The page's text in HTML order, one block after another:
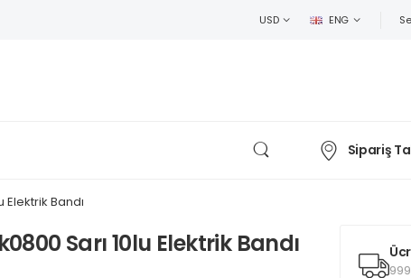
USD ENG
Sipariş
Elektrik Bandı
Sarı 10lu Elektrik Bandı